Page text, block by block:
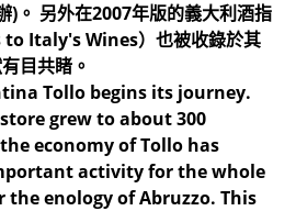
)。 另外在2007年版的義大利酒指
Italy's Wines）也被收錄於其
目共睹。
Tollo begins its journey.
grew to about 300
economy of Tollo has
activity for the whole
enology of Abruzzo. This